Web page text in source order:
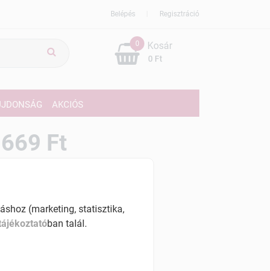
Regisztráció
Belépés
0
0 Ft
Kosár
AKCIÓS
Ft
(marketing, statisztika,
ban talál.